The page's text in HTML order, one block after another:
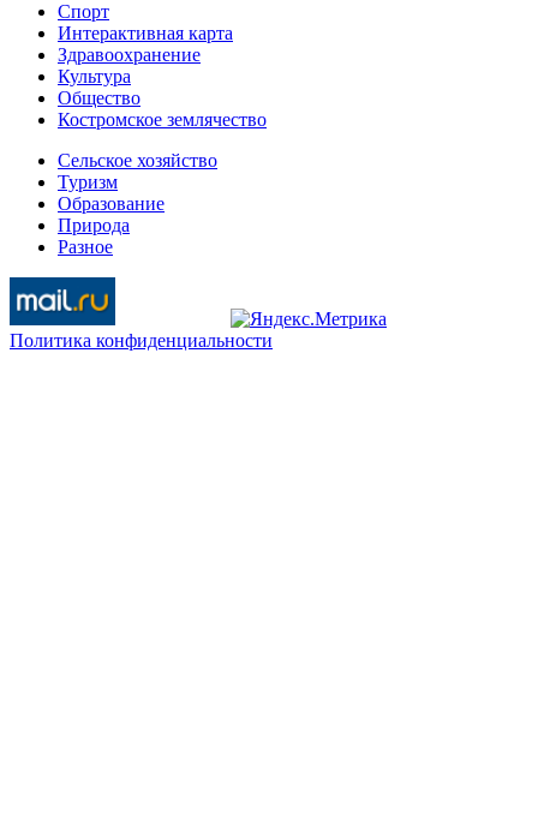
Спорт
Интерактивная карта
Здравоохранение
Культура
Общество
Костромское землячество
Сельское хозяйство
Туризм
Образование
Природа
Разное
Политика конфиденциальности